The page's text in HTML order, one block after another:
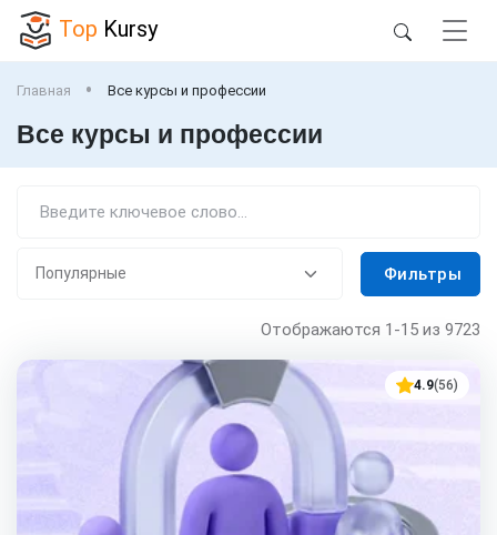
Top Kursy
Главная Все курсы и профессии
Все курсы и профессии
Фильтры
Отображаются 1-15 из 9723
4.9(56)